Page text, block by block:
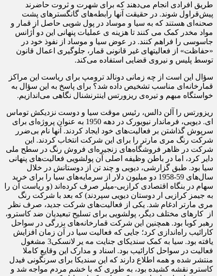
طریق افرادی انجام می‌دهند که برای شهرت و ثروت حاضرند
پیش‌قراول شوند. در حقیقت آنها رابطه‌های گانگسترهای پشت
صحنه‌ای هستند که به سیا و موساد در پول شویی حاصل از قمار و
مواد مخدر کمک می کنند تا هزینه ی عملیات پنهانی این دو آژانس
جاسوسی را فراهم کنند. در عوض سیا و موساد از نفوذ خود در
«حفاظت» از فعالیتهای غیر قانونی قمار، جلوگیری اعمال قانون
توسط پلیس و نیروی قضایی استفاده می‌کند.
سؤال این است از چه زمانی دونالد ترومپ برای ریاست این مراکز
قمارخانه‌ای مناسب تشخیص داده شد؟ برای پاسخ به این سؤال به
خواستگاه مبهم و تیره‌ی ریزورتس اینترنشنال نگاهی می‌اندازیم.
ریزورتس را آلن دالس، رئیس موقت سیا و دوست نزدیکش توماس
ای. دیویی، فرماندار نیویورک در دهه 1950 به عنوان پروژه‌ای برای
سرپوش گذاشتن بر فعالیت‌های خود ایجاد کردند. آنها نام بی‌ضرر
شرکت رنگ مری مارتر را برای این شرکت انتخاب کردند. این
شرکت در ظاهر فروشگاه‌های زنجیره‌ای فروش رنگ در سطح ملی
دایر کرد، اما در باطن وظیفه اصلی آن پولشویی فعالیت‌های پنهانی
سیا بود. طبق گزارشی، دیویی و چند تن از دوستانش در خلال
سال‌های 59-1958 دو میلیون دلار از سرمایه‌های سیا را برای خرید
سهام در بنگاه اقتصادی کرازبی-میلر صرف کرده‌اند (و ریاست آن را
به جیمز کرازبی ار دوستان دیویی سپردند) که بعد با شرکت رنگ
مری مارتر ادغام شد. یکی از فعالیت‌های شرکت جدید، صرف نظر
از کارهای مختلف دیگر، پولشویی برای تسلیح تبعیدیان ضد کاسترو،
رهبر کوبا بود. همچنین این شرکت قمارخانه‌ها‎ی بزرگی در سواحل
کارائیب راه‌اندازی کرد؛ جایی که فعالیت سیا در آن زمان افزایش
یافته بود. سیا به کمک سندیکای جنایت مه یر لانسکی3 مشغول
فعالیت در سواحل کارائیب بود. اسناد و مدارک این وقایع کاملا
منتشر شده و همه اطلاع دارند که این سندیکا برای سرنگونی فیدل
کاسترو نقشه کشیده بود، به طوری که با خشم مردم مواجه شد و